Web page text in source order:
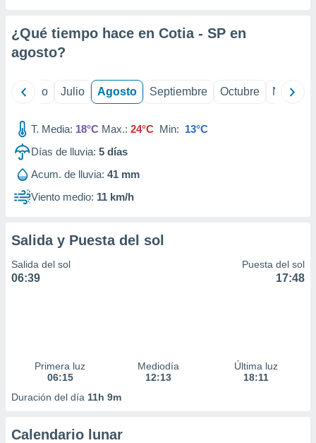
e
de
¿Qué tiempo hace en Cotia - SP en
agosto?
Junio Julio Agosto Septiembre Octubre
T. Media: 18°C Max.: 24°C Min: 13°C
Días de lluvia: 5 días
Acum. de lluvia: 41 mm
Viento medio: 11 km/h
Salida y Puesta del sol
Salida del sol
06:39
Puesta del sol
17:48
Primera luz
06:15
Mediodía
12:13
Última luz
18:11
Duración del día 11h 9m
Calendario lunar